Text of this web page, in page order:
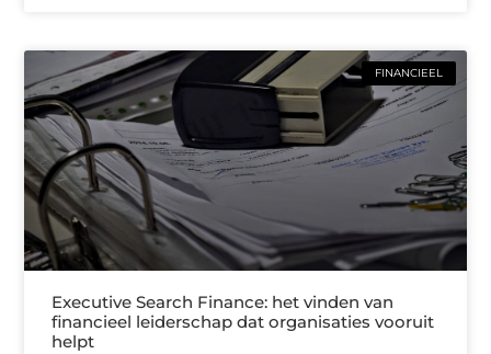
FINANCIEEL
Executive Search Finance: het vinden van
financieel leiderschap dat organisaties vooruit
helpt